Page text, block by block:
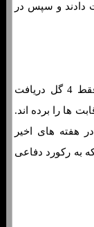
شکست دادند و سپس در
توپچی ها در 11 بازی اخیر خود در لیگ برتر فقط 4 گل دریافت
در آن رقابت ها را برده اند.
هفته های اخیر
به رکورد دفاعی